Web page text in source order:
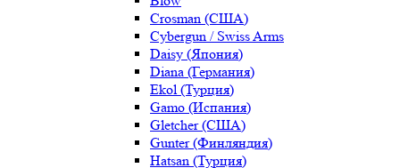
Crosman (США)
Cybergun / Swiss Arms
Daisy (Япония)
Diana (Германия)
Ekol (Турция)
Gamo (Испания)
Gletcher (США)
Gunter (Финляндия)
Hatsan (Турция)